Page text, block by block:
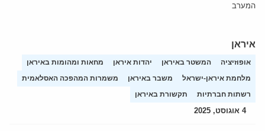
המערב
איראן
אופוזיציה המשטר באיראן יהדות איראן
מחאות ומהומות באיראן
מלחמת איראן-ישראל
משבר באיראן
משמרות המהפכה האסלאמית
רשתות חברתיות
תקשורת באיראן
4 אוגוסט, 2025